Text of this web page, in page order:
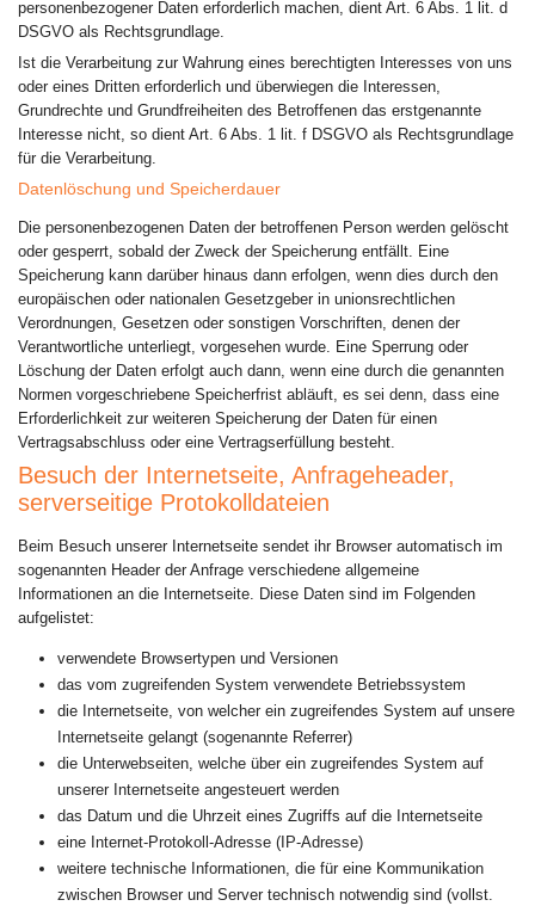
personenbezogener Daten erforderlich machen, dient Art. 6 Abs. 1 lit. d
DSGVO als Rechtsgrundlage.
Ist die Verarbeitung zur Wahrung eines berechtigten Interesses von uns
oder eines Dritten erforderlich und überwiegen die Interessen,
Grundrechte und Grundfreiheiten des Betroffenen das erstgenannte
Interesse nicht, so dient Art. 6 Abs. 1 lit. f DSGVO als Rechtsgrundlage
für die Verarbeitung.
Datenlöschung und Speicherdauer
Die personenbezogenen Daten der betroffenen Person werden gelöscht
oder gesperrt, sobald der Zweck der Speicherung entfällt. Eine
Speicherung kann darüber hinaus dann erfolgen, wenn dies durch den
europäischen oder nationalen Gesetzgeber in unionsrechtlichen
Verordnungen, Gesetzen oder sonstigen Vorschriften, denen der
Verantwortliche unterliegt, vorgesehen wurde. Eine Sperrung oder
Löschung der Daten erfolgt auch dann, wenn eine durch die genannten
Normen vorgeschriebene Speicherfrist abläuft, es sei denn, dass eine
Erforderlichkeit zur weiteren Speicherung der Daten für einen
Vertragsabschluss oder eine Vertragserfüllung besteht.
Besuch der Internetseite, Anfrageheader,
serverseitige Protokolldateien
Beim Besuch unserer Internetseite sendet ihr Browser automatisch im
sogenannten Header der Anfrage verschiedene allgemeine
Informationen an die Internetseite. Diese Daten sind im Folgenden
aufgelistet:
verwendete Browsertypen und Versionen
das vom zugreifenden System verwendete Betriebssystem
die Internetseite, von welcher ein zugreifendes System auf unsere
Internetseite gelangt (sogenannte Referrer)
die Unterwebseiten, welche über ein zugreifendes System auf
unserer Internetseite angesteuert werden
das Datum und die Uhrzeit eines Zugriffs auf die Internetseite
eine Internet-Protokoll-Adresse (IP-Adresse)
weitere technische Informationen, die für eine Kommunikation
zwischen Browser und Server technisch notwendig sind (vollst.